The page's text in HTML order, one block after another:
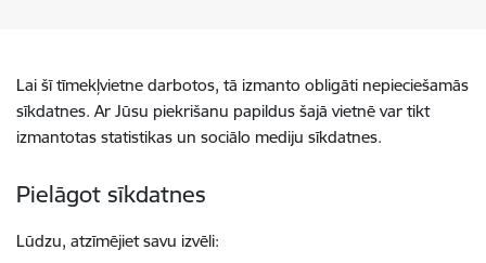
Lai šī tīmekļvietne darbotos, tā izmanto obligāti nepieciešamās
sīkdatnes. Ar Jūsu piekrišanu papildus šajā vietnē var tikt
izmantotas statistikas un sociālo mediju sīkdatnes.
Pielāgot sīkdatnes
Lūdzu, atzīmējiet savu izvēli: